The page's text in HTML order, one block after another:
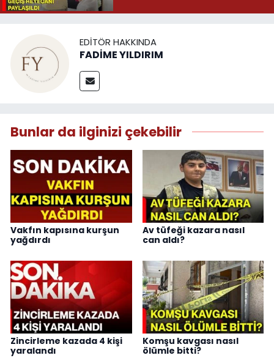
EDITÖR HAKKINDA
FADİME YILDIRIM
Bunlar da ilginizi çekebilir
Vakfın kapısına kurşun
yağdırdı
Av tüfeği kazara nasıl
can aldı?
Zincirleme kazada 4 kişi
yaralandı
Komşu kavgası nasıl
ölümle bitti?